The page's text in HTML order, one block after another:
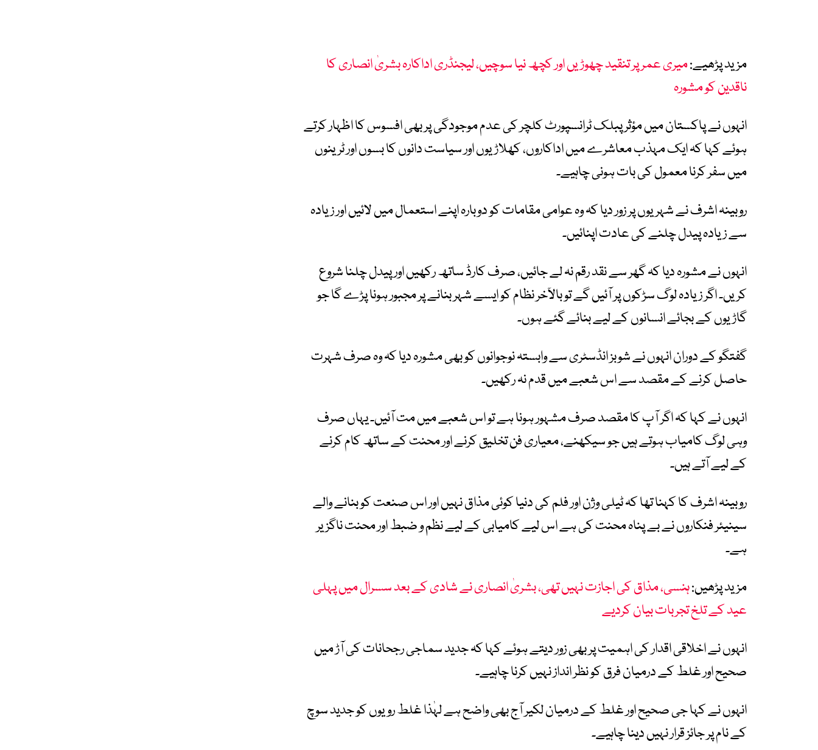
مزید پڑھیے:میری عمر پر تنقید چھوڑیں اور کچھ نیا سوچیں، لیجنڈری اداکارہ بشریٰ انصاری کا
ناقدین کو مشورہ
انہوں نے پاکستان میں مؤثر پبلک ٹرانسپورٹ کلچر کی عدم موجودگی پر بھی افسوس کا اظہار کرتے
ہوئے کہا کہ ایک مہذب معاشرے میں اداکاروں، کھلاڑیوں اور سیاست دانوں کا بسوں اور ٹرینوں
میں سفر کرنا معمول کی بات ہونی چاہیے۔
روبینہ اشرف نے شہریوں پر زور دیا کہ وہ عوامی مقامات کو دوبارہ اپنے استعمال میں لائیں اور زیادہ
سے زیادہ پیدل چلنے کی عادت اپنائیں۔
انہوں نے مشورہ دیا کہ گھر سے نقد رقم نہ لے جائیں، صرف کارڈ ساتھ رکھیں اور پیدل چلنا شروع
کریں۔ اگر زیادہ لوگ سڑکوں پر آئیں گے تو بالآخر نظام کو ایسے شہر بنانے پر مجبور ہونا پڑے گا جو
گاڑیوں کے بجائے انسانوں کے لیے بنائے گئے ہوں۔
گفتگو کے دوران انہوں نے شوبز انڈسٹری سے وابستہ نوجوانوں کو بھی مشورہ دیا کہ وہ صرف شہرت
حاصل کرنے کے مقصد سے اس شعبے میں قدم نہ رکھیں۔
انہوں نے کہا کہ اگر آپ کا مقصد صرف مشہور ہونا ہے تو اس شعبے میں مت آئیں۔ یہاں صرف
وہی لوگ کامیاب ہوتے ہیں جو سیکھنے، معیاری فن تخلیق کرنے اور محنت کے ساتھ کام کرنے
کے لیے آتے ہیں۔
روبینہ اشرف کا کہنا تھا کہ ٹیلی وژن اور فلم کی دنیا کوئی مذاق نہیں اور اس صنعت کو بنانے والے
سینیئر فنکاروں نے بے پناہ محنت کی ہے اس لیے کامیابی کے لیے نظم و ضبط اور محنت ناگزیر
ہے۔
مزید پڑھیں:ہنسی، مذاق کی اجازت نہیں تھی، بشریٰ انصاری نے شادی کے بعد سسرال میں پہلی
عید کے تلخ تجربات بیان کردیے
انہوں نے اخلاقی اقدار کی اہمیت پر بھی زور دیتے ہوئے کہا کہ جدید سماجی رجحانات کی آڑ میں
صحیح اور غلط کے درمیان فرق کو نظر انداز نہیں کرنا چاہیے۔
انہوں نے کہا جی صحیح اور غلط کے درمیان لکیر آج بھی واضح ہے لہٰذا غلط رویوں کو جدید سوچ
کے نام پر جائز قرار نہیں دینا چاہیے۔